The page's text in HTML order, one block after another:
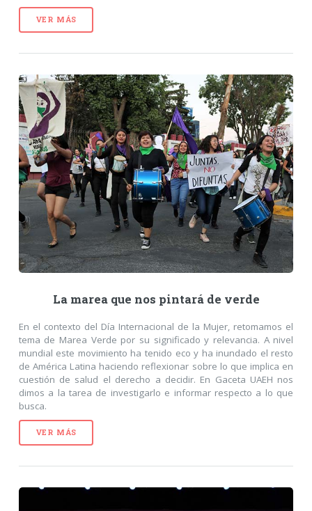
VER MÁS
La marea que nos pintará de verde
En el contexto del Día Internacional de la Mujer, retomamos el
tema de Marea Verde por su significado y relevancia. A nivel
mundial este movimiento ha tenido eco y ha inundado el resto
de América Latina haciendo reflexionar sobre lo que implica en
cuestión de salud el derecho a decidir. En Gaceta UAEH nos
dimos a la tarea de investigarlo e informar respecto a lo que
busca.
VER MÁS